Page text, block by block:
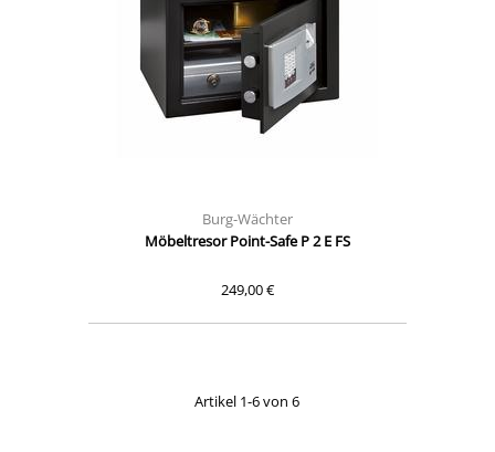
Burg-Wächter
Möbeltresor Point-Safe P 2 E FS
249,00 €
Artikel 1-6 von 6